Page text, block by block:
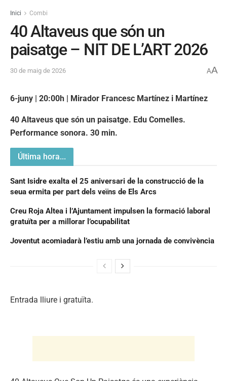
Inici Combi
40 Altaveus que són un
paisatge – NIT DE L’ART 2026
30 de maig de 2026 AA
6-juny | 20:00h | Mirador Francesc Martínez i Martínez
40 Altaveus que són un paisatge. Edu Comelles.
Performance sonora. 30 min.
Última hora...
Sant Isidre exalta el 25 aniversari de la construcció de la
seua ermita per part dels veïns de Els Arcs
Creu Roja Altea i l’Ajuntament impulsen la formació laboral
gratuïta per a millorar l’ocupabilitat
Joventut acomiadarà l’estiu amb una jornada de convivència
Entrada lliure i gratuïta.